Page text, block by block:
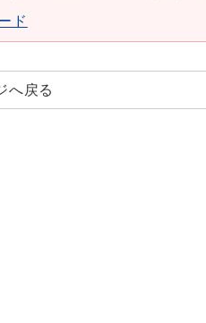
ド
へ戻る